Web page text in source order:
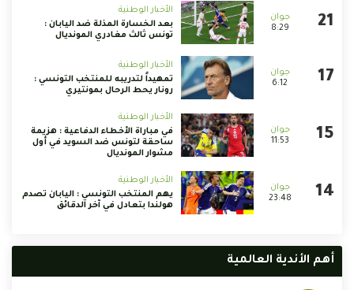
8:29
الأخبار الوطنية
بعد الخسارة المذلة ضد اليابان :
تونس ثالث مغادري المونديال
6:12
الأخبار الوطنية
تمهيداً لتدريبه للمنتخب التونسي :
رونار يحط الرحال بمونتيري
11:53
الأخبار الوطنية
في مباراة الأخطاء الدفاعية : هزيمة
ساحقة لتونس ضد السويد في أول
مشوار المونديال
23:48
الأخبار الوطنية
يهم المنتخب التونسي : اليابان تصدم
هولندا بتعادل في آخر الدقائق
أهم الأندية العالمية